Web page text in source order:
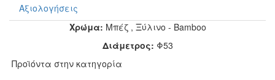
Αξιολογήσεις
Χρώμα: Μπέζ, Ξύλινο - Bamboo
Διάμετρος: Φ53
Προϊόντα στην κατηγορία